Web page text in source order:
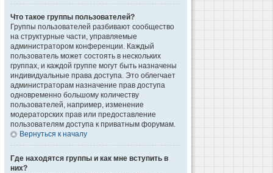
Что такое группы пользователей?
Группы пользователей разбивают сообщество
на структурные части, управляемые
администратором конференции. Каждый
пользователь может состоять в нескольких
группах, и каждой группе могут быть назначены
индивидуальные права доступа. Это облегчает
администраторам назначение прав доступа
одновременно большому количеству
пользователей, например, изменение
модераторских прав или предоставление
пользователям доступа к приватным форумам.
Вернуться к началу
Где находятся группы и как мне вступить в
них?